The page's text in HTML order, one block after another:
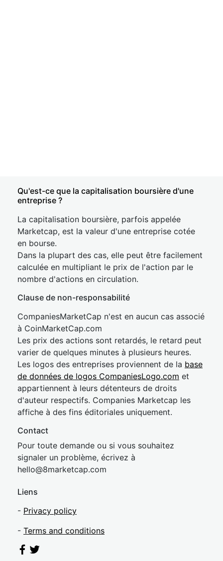
Qu'est-ce que la capitalisation boursière d'une
entreprise ?
La capitalisation boursière, parfois appelée
Marketcap, est la valeur d'une entreprise cotée
en bourse.
Dans la plupart des cas, elle peut être facilement
calculée en multipliant le prix de l'action par le
nombre d'actions en circulation.
Clause de non-responsabilité
CompaniesMarketCap n'est en aucun cas associé
à CoinMarketCap.com
Les prix des actions sont retardés, le retard peut
varier de quelques minutes à plusieurs heures.
Les logos des entreprises proviennent de la base
de données de logos CompaniesLogo.com et
appartiennent à leurs détenteurs de droits
d'auteur respectifs. Companies Marketcap les
affiche à des fins éditoriales uniquement.
Contact
Pour toute demande ou si vous souhaitez
signaler un problème, écrivez à
hello@8marketcap.com
Liens
- Privacy policy
- Terms and conditions